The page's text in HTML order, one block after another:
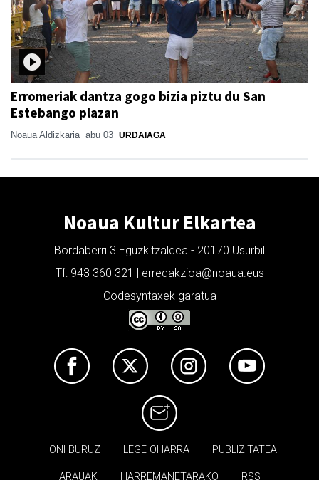
Erromeriak dantza gogo bizia piztu du San
Estebango plazan
Noaua Aldizkaria abu 03 URDAIAGA
Noaua Kultur Elkartea
Bordaberri 3 Eguzkitzaldea - 20170 Usurbil
Tf: 943 360 321 | erredakzioa@noaua.eus
Codesyntaxek garatua
HONI BURUZ LEGE OHARRA PUBLIZITATEA
ARAUAK HARREMANETARAKO RSS